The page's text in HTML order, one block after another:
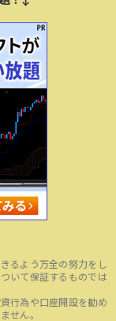
るよう万全の努力をし
いて保証するものでは
行為や口座開設を勧め
せん。